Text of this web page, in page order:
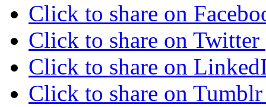
Click to share on
Click to share on
Click to share on
Click to share on